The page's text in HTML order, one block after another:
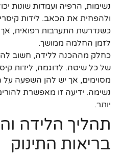
נשימות, הרפיה ועמדות שונות
ולהפחית את הכאב. לידות
כשנדרשת התערבות רפואית, אך
לזמן החלמה ממושך.
כחלק מההכנה ללידה, חשוב
של כל שיטה. לדוגמה, לידות
מסוימים, אך יש להן השפעה על
נשימה. ידיעה זו מאפשרת
יותר.
תהליך הלידה
בריאות התינוק